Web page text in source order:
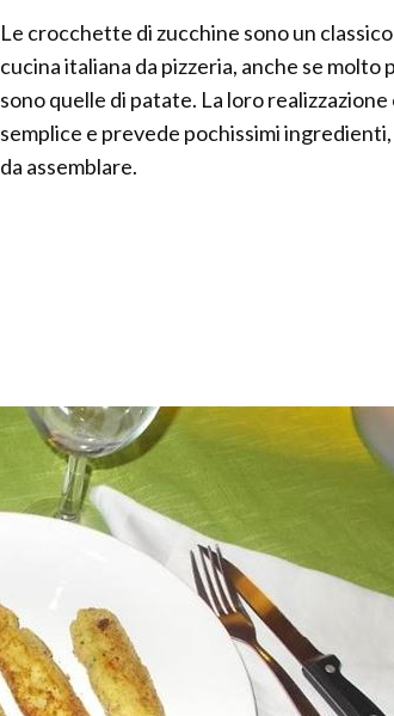
Le crocchette di zucchine sono un
cucina italiana da pizzeria, anche se molto
sono quelle di patate. La loro
semplice e prevede pochissimi
da assemblare.